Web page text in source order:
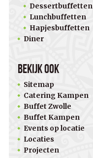
Dessertbuffetten
Lunchbuffetten
Hapjesbuffetten
Diner
Bekijk ook
Sitemap
Catering Kampen
Buffet Zwolle
Buffet Kampen
Events op locatie
Locaties
Projecten